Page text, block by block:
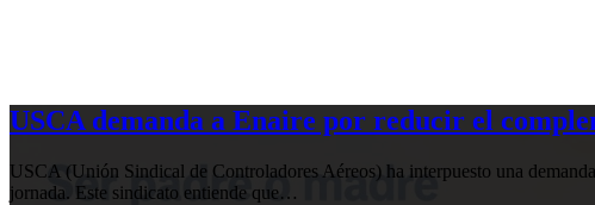
USCA demanda a Enaire por reducir el
USCA (Unión Sindical de Controladores Aéreos) ha interpuesto una
jornada. Este sindicato entiende que…